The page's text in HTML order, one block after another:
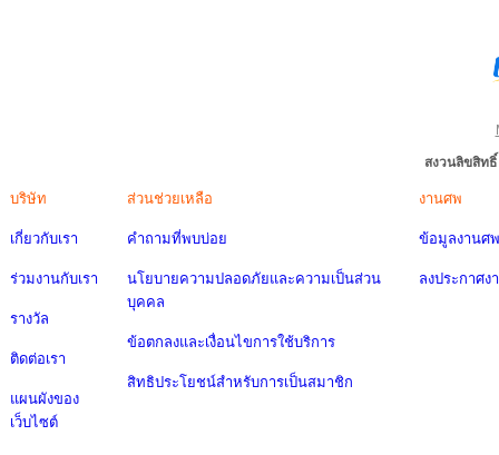
สงวนลิขสิท
บริษัท
เกี่ยวกับเรา
ร่วมงานกับเรา
รางวัล
ติดต่อเรา
แผนผังของ
เว็บไซต์
ส่วนช่วยเหลือ
คำถามที่พบบ่อย
นโยบายความปลอดภัยและความเป็นส่วน
บุคคล
ข้อตกลงและเงื่อนไขการใช้บริการ
สิทธิประโยชน์สำหรับการเป็นสมาชิก
งานศพ
ข้อมูลงานศพ
ลงประกาศง